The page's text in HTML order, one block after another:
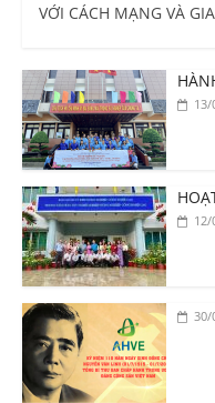
VỚI CÁCH MẠNG VÀ
13/
12/
30/